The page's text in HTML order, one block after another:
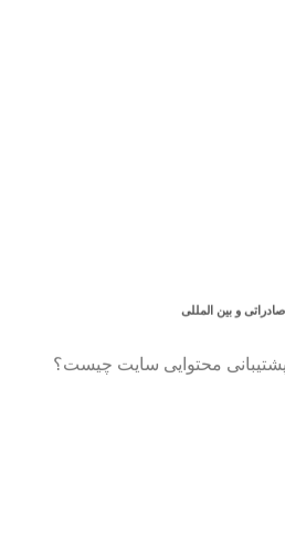
و بین المللی